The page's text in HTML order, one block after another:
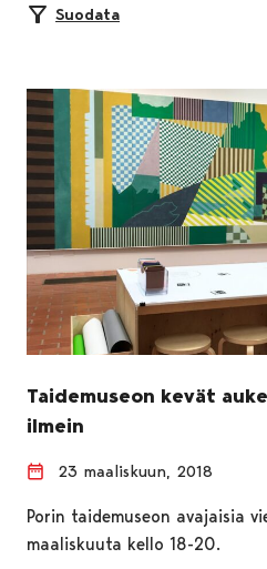
Suodata
Taidemuseon kevät
ilmein
23 maaliskuun, 2018
Porin taidemuseon avajaisia
maaliskuuta kello 18-20.